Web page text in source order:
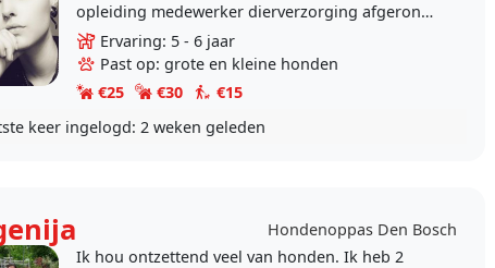
opleiding medewerker dierverzorging afgerond
op het Helicon. Ik heb altijd al van dieren
gehouden en het..
Ervaring: 5 - 6 jaar
Past op: grote en kleine honden
€25
€30
€15
keer ingelogd: 2 weken geleden
Hondenoppas Den Bosch
Ik hou ontzettend veel van honden. Ik heb 2